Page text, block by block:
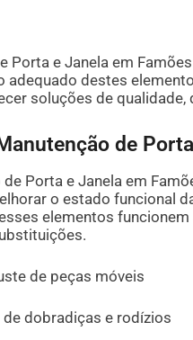
Porta e Janela em
adequado destes
soluções de
de
Porta e Janela em
o estado funcional
elementos
de peças móveis
dobradiças e rodízios